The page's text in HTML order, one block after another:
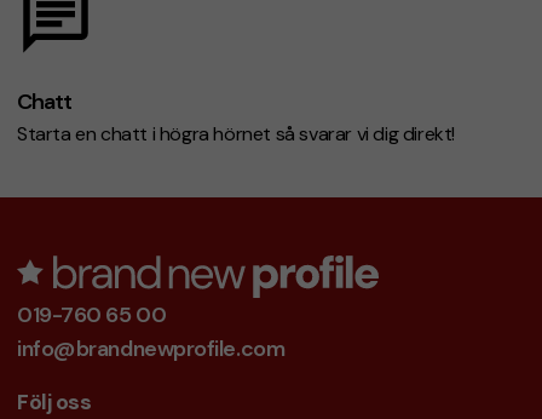
Chatt
Starta en chatt i högra hörnet så svarar vi dig direkt!
019-760 65 00
info@brandnewprofile.com
Följ oss